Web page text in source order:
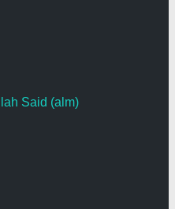
Said (alm)